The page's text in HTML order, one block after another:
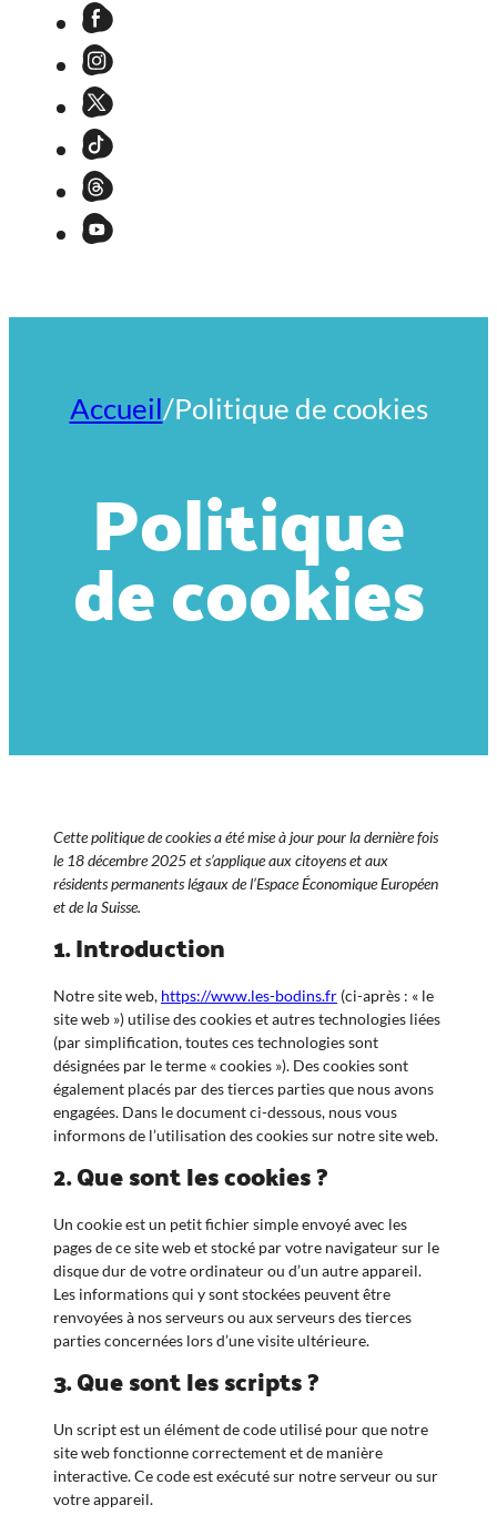
Accueil/Politique de cookies
Politique
de cookies
Cette politique de cookies a été mise à jour pour la dernière fois
le 18 décembre 2025 et s’applique aux citoyens et aux
résidents permanents légaux de l’Espace Économique Européen
et de la Suisse.
1. Introduction
Notre site web, https://www.les-bodins.fr (ci-après : « le
site web ») utilise des cookies et autres technologies liées
(par simplification, toutes ces technologies sont
désignées par le terme « cookies »). Des cookies sont
également placés par des tierces parties que nous avons
engagées. Dans le document ci-dessous, nous vous
informons de l’utilisation des cookies sur notre site web.
2. Que sont les cookies ?
Un cookie est un petit fichier simple envoyé avec les
pages de ce site web et stocké par votre navigateur sur le
disque dur de votre ordinateur ou d’un autre appareil.
Les informations qui y sont stockées peuvent être
renvoyées à nos serveurs ou aux serveurs des tierces
parties concernées lors d’une visite ultérieure.
3. Que sont les scripts ?
Un script est un élément de code utilisé pour que notre
site web fonctionne correctement et de manière
interactive. Ce code est exécuté sur notre serveur ou sur
votre appareil.